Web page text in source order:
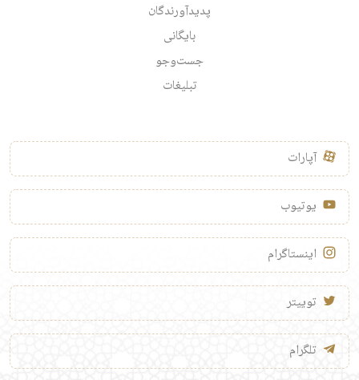
پدیدآورندگان
بایگانی
جست‌وجو
تبلیغات
آپارات
یوتیوب
اینستاگرام
توییتر
تلگرام